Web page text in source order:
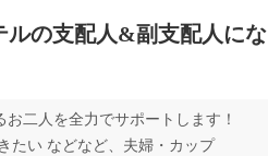
ルの支配人&副支配人にな
二人を全力でサポートします！
たい などなど、夫婦・カップ